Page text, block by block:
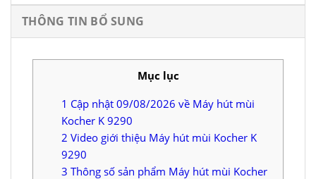
THÔNG TIN BỔ SUNG
Mục lục
1 Cập nhật 09/08/2026 về Máy hút mùi
Kocher K 9290
2 Video giới thiệu Máy hút mùi Kocher K
9290
3 Thông số sản phẩm Máy hút mùi Kocher